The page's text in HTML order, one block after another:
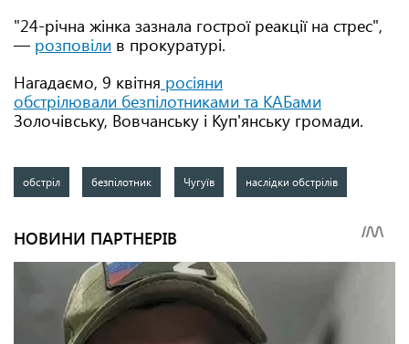
"24-річна жінка зазнала гострої реакції на стрес",
— розповіли в прокуратурі.
Нагадаємо, 9 квітня росіяни
обстрілювали безпілотниками та КАБами
Золочівську, Вовчанську і Куп'янську громади.
обстріл безпілотник Чугуїв наслідки обстрілів